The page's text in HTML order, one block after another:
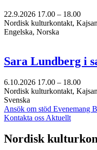
22.9.2026 17.00 – 18.00
Nordisk kulturkontakt,
Engelska, Norska
Sara Lundberg i
6.10.2026 17.00 – 18.00
Nordisk kulturkontakt,
Svenska
Ansök om stöd Evenemang
Kontakta oss Aktuellt
Facebook:
Öppnas
Instagram:
Öppnas
TikTok:
Öppnas
Youtube:
Öppnas
Vimeo:
Öppnas
Nordisk